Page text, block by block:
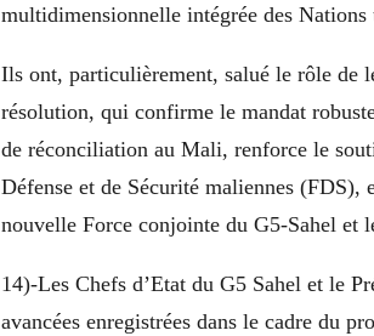
multidimensionnelle intégrée des
Ils ont, particulièrement, salué le rôle de
résolution, qui confirme le mandat
de réconciliation au Mali, renforce le
Défense et de Sécurité maliennes (FDS),
nouvelle Force conjointe du G5-Sahel et
14)-Les Chefs d’Etat du G5 Sahel et le
avancées enregistrées dans le cadre du